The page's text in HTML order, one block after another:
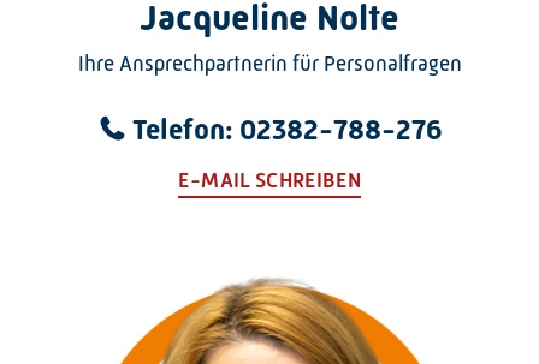
Jacqueline Nolte
Ihre Ansprechpartnerin für Personalfragen
Telefon: 02382-788-276
E-MAIL SCHREIBEN